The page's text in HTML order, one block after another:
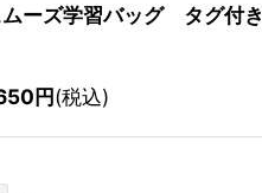
ーズ学習バッグ タグ付き
円(税込)